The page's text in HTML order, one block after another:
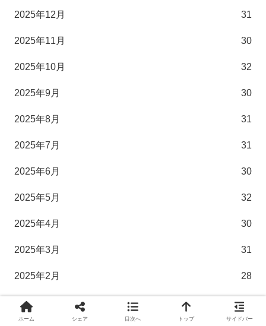
2025年12月 31
2025年11月 30
2025年10月 32
2025年9月 30
2025年8月 31
2025年7月 31
2025年6月 30
2025年5月 32
2025年4月 30
2025年3月 31
2025年2月 28
2025年1月 34
ホーム シェア 目次へ トップ サイドバー